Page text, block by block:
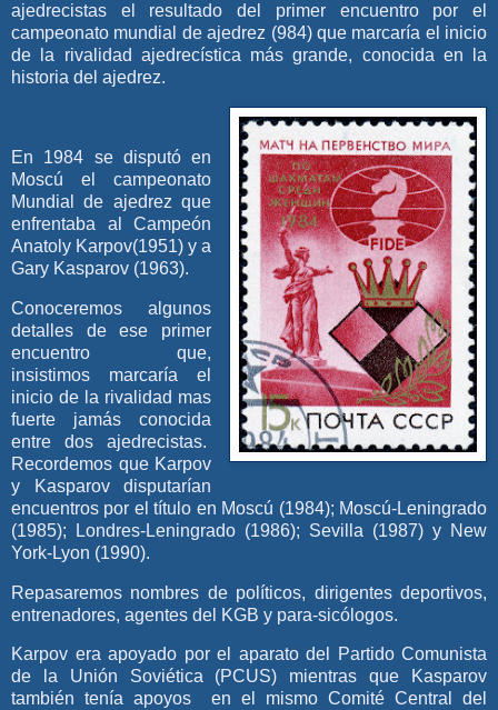
ajedrecistas el resultado del primer encuentro por el
campeonato mundial de ajedrez (984) que marcaría el inicio
de la rivalidad ajedrecística más grande, conocida en la
historia del ajedrez.
En 1984 se disputó en
Moscú el campeonato
Mundial de ajedrez que
enfrentaba al Campeón
Anatoly Karpov(1951) y a
Gary Kasparov (1963).
Conoceremos algunos
detalles de ese primer
encuentro que,
insistimos marcaría el
inicio de la rivalidad mas
fuerte jamás conocida
entre dos ajedrecistas.
Recordemos que Karpov
y Kasparov disputarían
encuentros por el título en Moscú (1984); Moscú-Leningrado
(1985); Londres-Leningrado (1986); Sevilla (1987) y New
York-Lyon (1990).
Repasaremos nombres de políticos, dirigentes deportivos,
entrenadores, agentes del KGB y para-sicólogos.
Karpov era apoyado por el aparato del Partido Comunista
de la Unión Soviética (PCUS) mientras que Kasparov
también tenía apoyos en el mismo Comité Central del